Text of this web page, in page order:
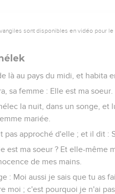
sont disponibles en vidéo pour le
là au pays du midi, et habita
sa femme : Elle est ma
la nuit, dans un songe, et
mariée.
pas approché d'elle ; et il dit :
est ma soeur ? Et elle-
de mes mains.
: Moi aussi je sais que tu as
moi ; c'est pourquoi je n'ai